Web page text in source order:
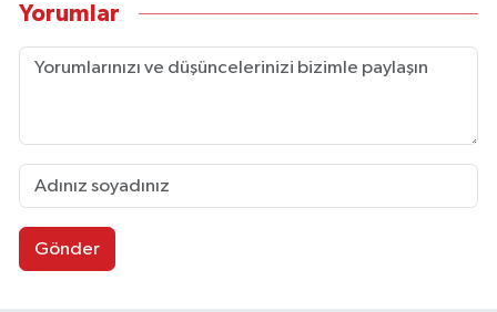
Yorumlar
Gönder